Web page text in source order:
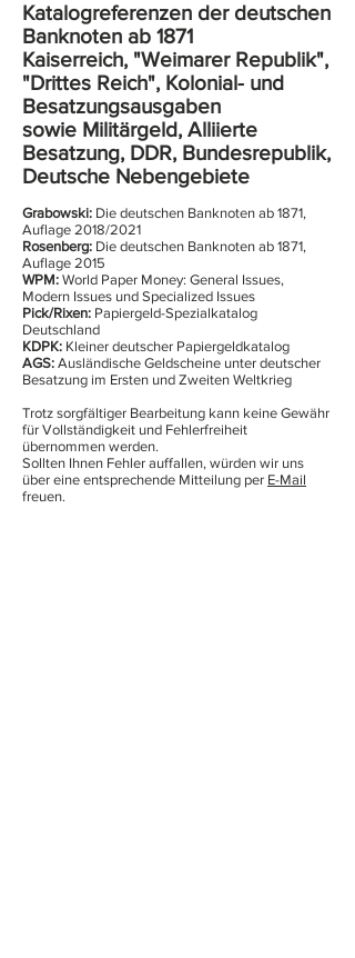
Katalogreferenzen der deutschen
Banknoten ab 1871
Kaiserreich, "Weimarer Republik",
"Drittes Reich", Kolonial- und
Besatzungsausgaben
sowie Militärgeld, Alliierte
Besatzung, DDR, Bundesrepublik,
Deutsche Nebengebiete
Grabowski: Die deutschen Banknoten ab 1871,
Auflage 2018/2021
Rosenberg: Die deutschen Banknoten ab 1871,
Auflage 2015
WPM: World Paper Money: General Issues,
Modern Issues und Specialized Issues
Pick/Rixen: Papiergeld-Spezialkatalog
Deutschland
KDPK: Kleiner deutscher Papiergeldkatalog
AGS: Ausländische Geldscheine unter deutscher
Besatzung im Ersten und Zweiten Weltkrieg
Trotz sorgfältiger Bearbeitung kann keine Gewähr
für Vollständigkeit und Fehlerfreiheit
übernommen werden.
Sollten Ihnen Fehler auffallen, würden wir uns
über eine entsprechende Mitteilung per E-Mail
freuen.